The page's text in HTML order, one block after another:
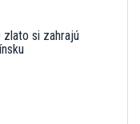
si zahrajú